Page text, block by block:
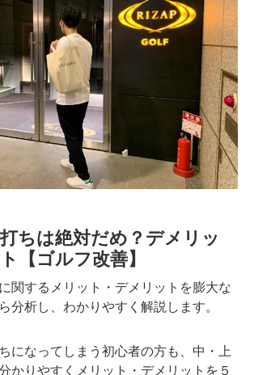
ちは絶対だめ？デメリッ
【ゴルフ改善】
関するメリット・デメリットを膨大な
分析し、わかりやすく解説します。
になってしまう初心者の方も、中・上
かりやすくメリット・デメリットを５